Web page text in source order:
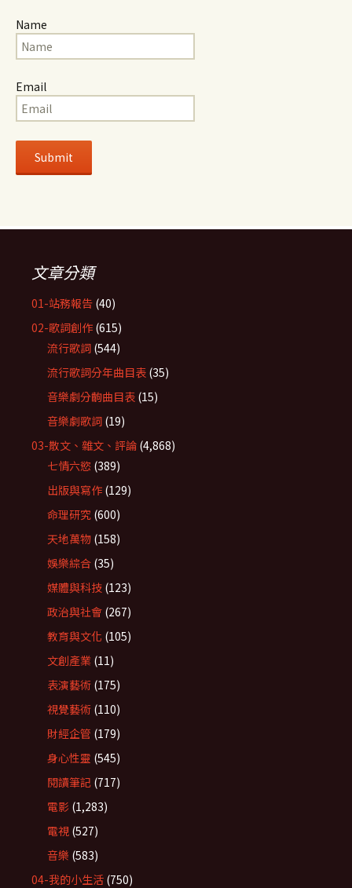
Name
Email
文章分類
01-站務報告 (40)
02-歌詞創作 (615)
流行歌詞 (544)
流行歌詞分年曲目表 (35)
音樂劇分齣曲目表 (15)
音樂劇歌詞 (19)
03-散文、雜文、評論 (4,868)
七情六慾 (389)
出版與寫作 (129)
命理研究 (600)
天地萬物 (158)
娛樂綜合 (35)
媒體與科技 (123)
政治與社會 (267)
教育與文化 (105)
文創產業 (11)
表演藝術 (175)
視覺藝術 (110)
財經企管 (179)
身心性靈 (545)
閱讀筆記 (717)
電影 (1,283)
電視 (527)
音樂 (583)
04-我的小生活 (750)